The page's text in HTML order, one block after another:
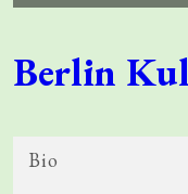
Berlin
Bio